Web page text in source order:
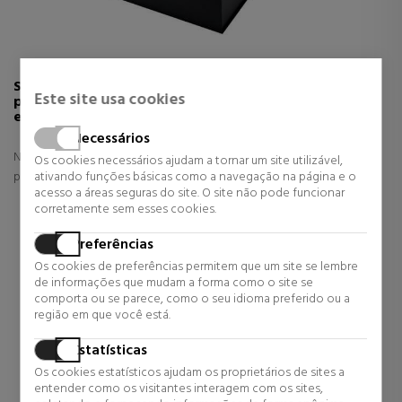
Este site usa cookies
Necessários
Os cookies necessários ajudam a tornar um site utilizável,
ativando funções básicas como a navegação na página e o
acesso a áreas seguras do site. O site não pode funcionar
corretamente sem esses cookies.
Preferências
Os cookies de preferências permitem que um site se lembre
de informações que mudam a forma como o site se
comporta ou se parece, como o seu idioma preferido ou a
região em que você está.
Estatísticas
Os cookies estatísticos ajudam os proprietários de sites a
entender como os visitantes interagem com os sites,
Se tiver vários produtos na minha encomenda,
posso selecionar quais pretendo receber com a
embalagem de luxo?
Não. Se selecionar a opção da embalagem de luxo, todos os
produtos da sua encomenda serão enviados com esta opção.